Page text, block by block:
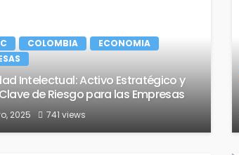
COLOMBIA
ECONOMIA
Intelectual: Activo Estratégico y
de Riesgo para las Empresas
2025 741 views